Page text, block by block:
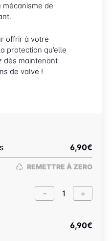
de
offrir à votre
protection qu’elle
dès maintenant
de valve !
6,90€
REMETTRE À ZERO
6,90€